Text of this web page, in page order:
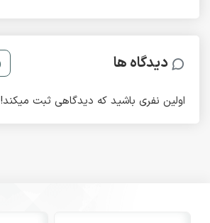
دیدگاه ها
اولین نفری باشید که دیدگاهی ثبت میکند!